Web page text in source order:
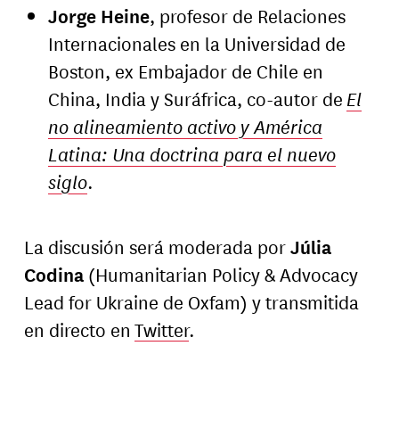
Jorge Heine, profesor de Relaciones
Internacionales en la Universidad de
Boston, ex Embajador de Chile en
China, India y Suráfrica, co-autor de El
no alineamiento activo y América
Latina: Una doctrina para el nuevo
siglo.
La discusión será moderada porJúlia
Codina (Humanitarian Policy & Advocacy
Lead for Ukraine de Oxfam) y transmitida
en directo enTwitter.